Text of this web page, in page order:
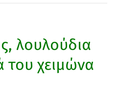
λουλούδια
του χειμώνα